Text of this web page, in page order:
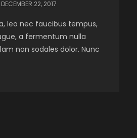
DECEMBER 22, 2017
leo nec faucibus tempus,
a fermentum nulla
non sodales dolor. Nunc